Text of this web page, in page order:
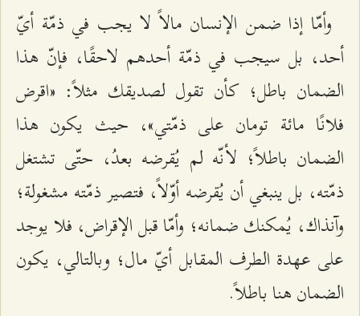
وأمّا إذا ضمن الإنسان مالاً لا يجب في ذمّة أيّ
أحد، بل سيجب في ذمّة أحدهم لاحقًا، فإنّ هذا
الضمان باطل؛ كأن تقول لصديقك مثلاً: «اقرض
فلانًا مائة تومان على ذمّتي»، حيث يكون هذا
الضمان باطلاً؛ لأنّه لم يُقرضه بعدُ، حتّى تشتغل
ذمّته، بل ينبغي أن يُقرضه أوّلاً، فتصير ذمّته مشغولة؛
وآنذاك، يُمكنك ضمانه؛ وأمّا قبل الإقراض، فلا يوجد
على عهدة الطرف المقابل أيّ مال؛ وبالتالي، يكون
الضمان هنا باطلاً.